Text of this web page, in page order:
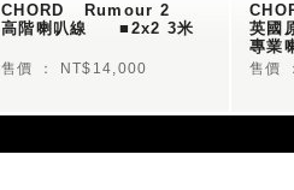
CHORD   Rumour 2
高階喇叭線     ■2x2 3米
售價 ： NT$14,000
英國
專業
售價